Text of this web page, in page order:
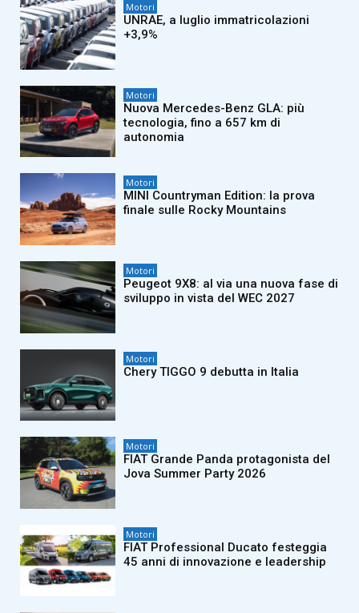
Motori
UNRAE, a luglio immatricolazioni
+3,9%
Motori
Nuova Mercedes-Benz GLA: più
tecnologia, fino a 657 km di
autonomia
Motori
MINI Countryman Edition: la prova
finale sulle Rocky Mountains
Motori
Peugeot 9X8: al via una nuova fase di
sviluppo in vista del WEC 2027
Motori
Chery TIGGO 9 debutta in Italia
Motori
FIAT Grande Panda protagonista del
Jova Summer Party 2026
Motori
FIAT Professional Ducato festeggia
45 anni di innovazione e leadership